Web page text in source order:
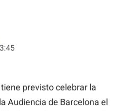
previsto celebrar la
Audiencia de Barcelona el